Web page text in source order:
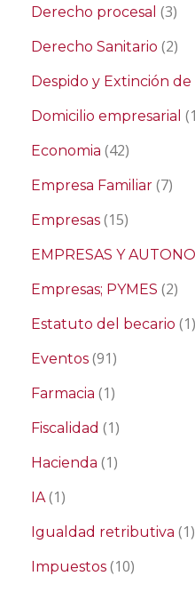
Derecho procesal (3)
Derecho Sanitario (2)
Despido y Extinción
Domicilio empresarial
Economia (42)
Empresa Familiar (7)
Empresas (15)
EMPRESAS Y
Empresas; PYMES (2)
Estatuto del becario (1)
Eventos (91)
Farmacia (1)
Fiscalidad (1)
Hacienda (1)
IA(1)
Igualdad retributiva (1)
Impuestos (10)